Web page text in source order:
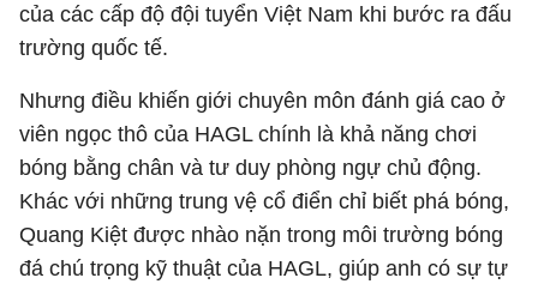
của các cấp độ đội tuyển Việt Nam khi bước ra đấu
trường quốc tế.
Nhưng điều khiến giới chuyên môn đánh giá cao ở
viên ngọc thô của HAGL chính là khả năng chơi
bóng bằng chân và tư duy phòng ngự chủ động.
Khác với những trung vệ cổ điển chỉ biết phá bóng,
Quang Kiệt được nhào nặn trong môi trường bóng
đá chú trọng kỹ thuật của HAGL, giúp anh có sự tự